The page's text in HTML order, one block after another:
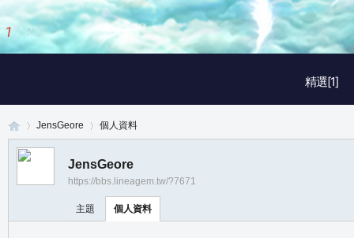
精選[1]
1 / 3
JensGeore 個人資料
JensGeore
https://bbs.lineagem.tw/?7671
主題 個人資料